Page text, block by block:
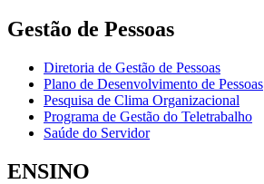
Gestão de Pessoas
Diretoria de Gestão de Pessoas
Plano de Desenvolvimento de Pessoas
Pesquisa de Clima Organizacional
Programa de Gestão do Teletrabalho
Saúde do Servidor
ENSINO